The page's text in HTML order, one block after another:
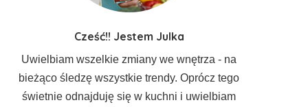
Cześć!! Jestem Julka
Uwielbiam wszelkie zmiany we wnętrza - na
bieżąco śledzę wszystkie trendy. Oprócz tego
świetnie odnajduję się w kuchni i uwielbiam